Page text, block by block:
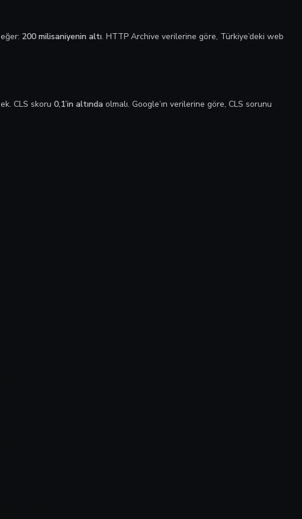
200 milisaniyenin altı. HTTP Archive verilerine göre, Türkiye’deki web
CLS skoru 0,1’in altında olmalı. Google’ın verilerine göre, CLS sorunu